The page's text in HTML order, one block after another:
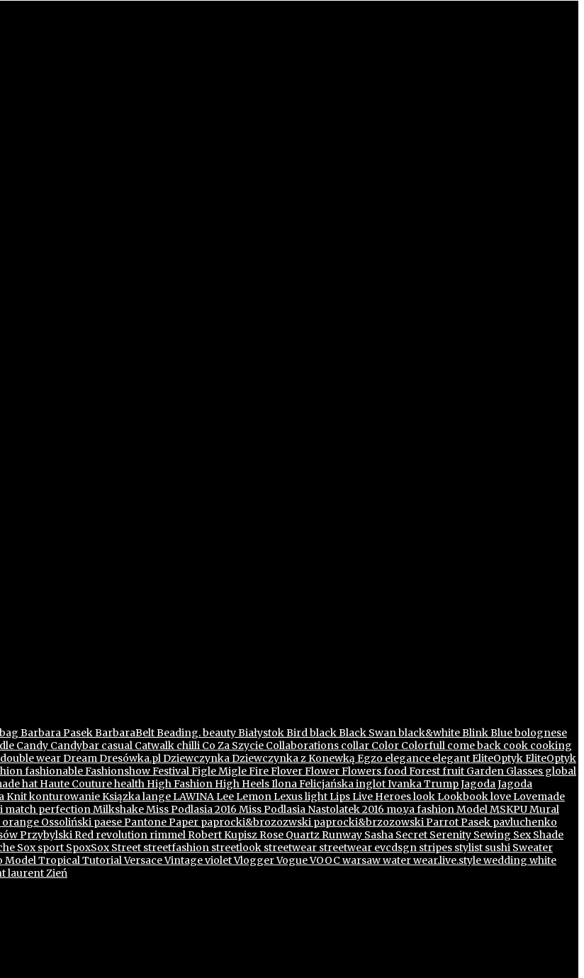
bag Barbara PasekBarbaraBeltBeading.beautyBiałystokBirdblackBlack Swanblack&whiteBlinkBluebolognese
Candy Candybar casual Catwalk chilli Co Za Szycie Collaborations collar Color Colorfull come back cook cooking
double wearDreamDresówka.plDziewczynkaDziewczynka z KonewkąEgzo elegance elegantEliteOptykEliteOptyk
fashionableFashionshowFestivalFigle MigleFireFloverFlowerFlowersfoodForestfruit Garden Glasses global
hat Haute Couturehealth High Fashion High HeelsIlona FelicjańskainglotIvanka TrumpJagodaJagoda
KnitkonturowanieKsiązkalangeLAWINALeeLemonLexuslightLipsLive HeroeslookLookbookloveLovemade
match perfectionMilkshakeMiss Podlasia 2016 Miss Podlasia Nastolatek 2016 mo.ya fashionModelMSKPUMural
orange Ossoliński paesePantonePaper paprocki&brozozwski paprocki&brzozowskiParrotPasek pavluchenko
PrzybylskiRed revolution rimmelRobert KupiszRose QuartzRunway Sasha Secret Serenity Sewing SexShade
Soxsport SpoxSoxStreet streetfashion streetlook streetwear streetwear evcdsgn stripes stylist sushi Sweater
ModelTropicalTutorialVersaceVintagevioletVloggerVogueVOOC warsawwaterwear.live.stylewedding white
laurentZień